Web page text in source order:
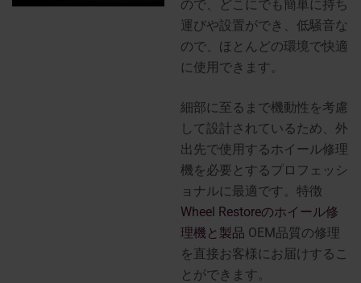
ので、どこにでも簡単に持ち
運びや設置ができ、低騒音な
ので、ほとんどの環境で快適
に使用できます。
細部に至るまで機動性を考慮
して設計されているため、外
出先で使用するホイール修理
機を必要とするプロフェッシ
ョナルに最適です。特徴
Wheel Restoreのホイール修
理機と製品 OEM品質の修理
を直接お客様にお届けするこ
とができます。